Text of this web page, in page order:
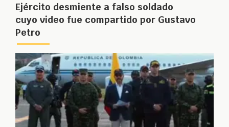
Ejército desmiente a falso soldado
cuyo video fue compartido por Gustavo
Petro